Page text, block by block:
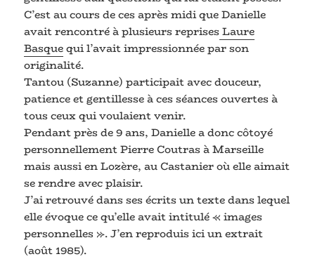
C’est au cours de ces après midi que Danielle
avait rencontré à plusieurs reprisesLaure
Basquequi l’avait impressionnée par son
originalité.
Tantou (Suzanne) participait avec douceur,
patience et gentillesse à ces séances ouvertes à
tous ceux qui voulaient venir.
Pendant près de 9 ans, Danielle a donc côtoyé
personnellement Pierre Coutras à Marseille
mais aussi en Lozère, au Castanier où elle aimait
se rendre avec plaisir.
J’ai retrouvé dans ses écrits un texte dans lequel
elle évoque ce qu’elle avait intitulé « images
personnelles ». J’en reproduis ici un extrait
(août 1985).